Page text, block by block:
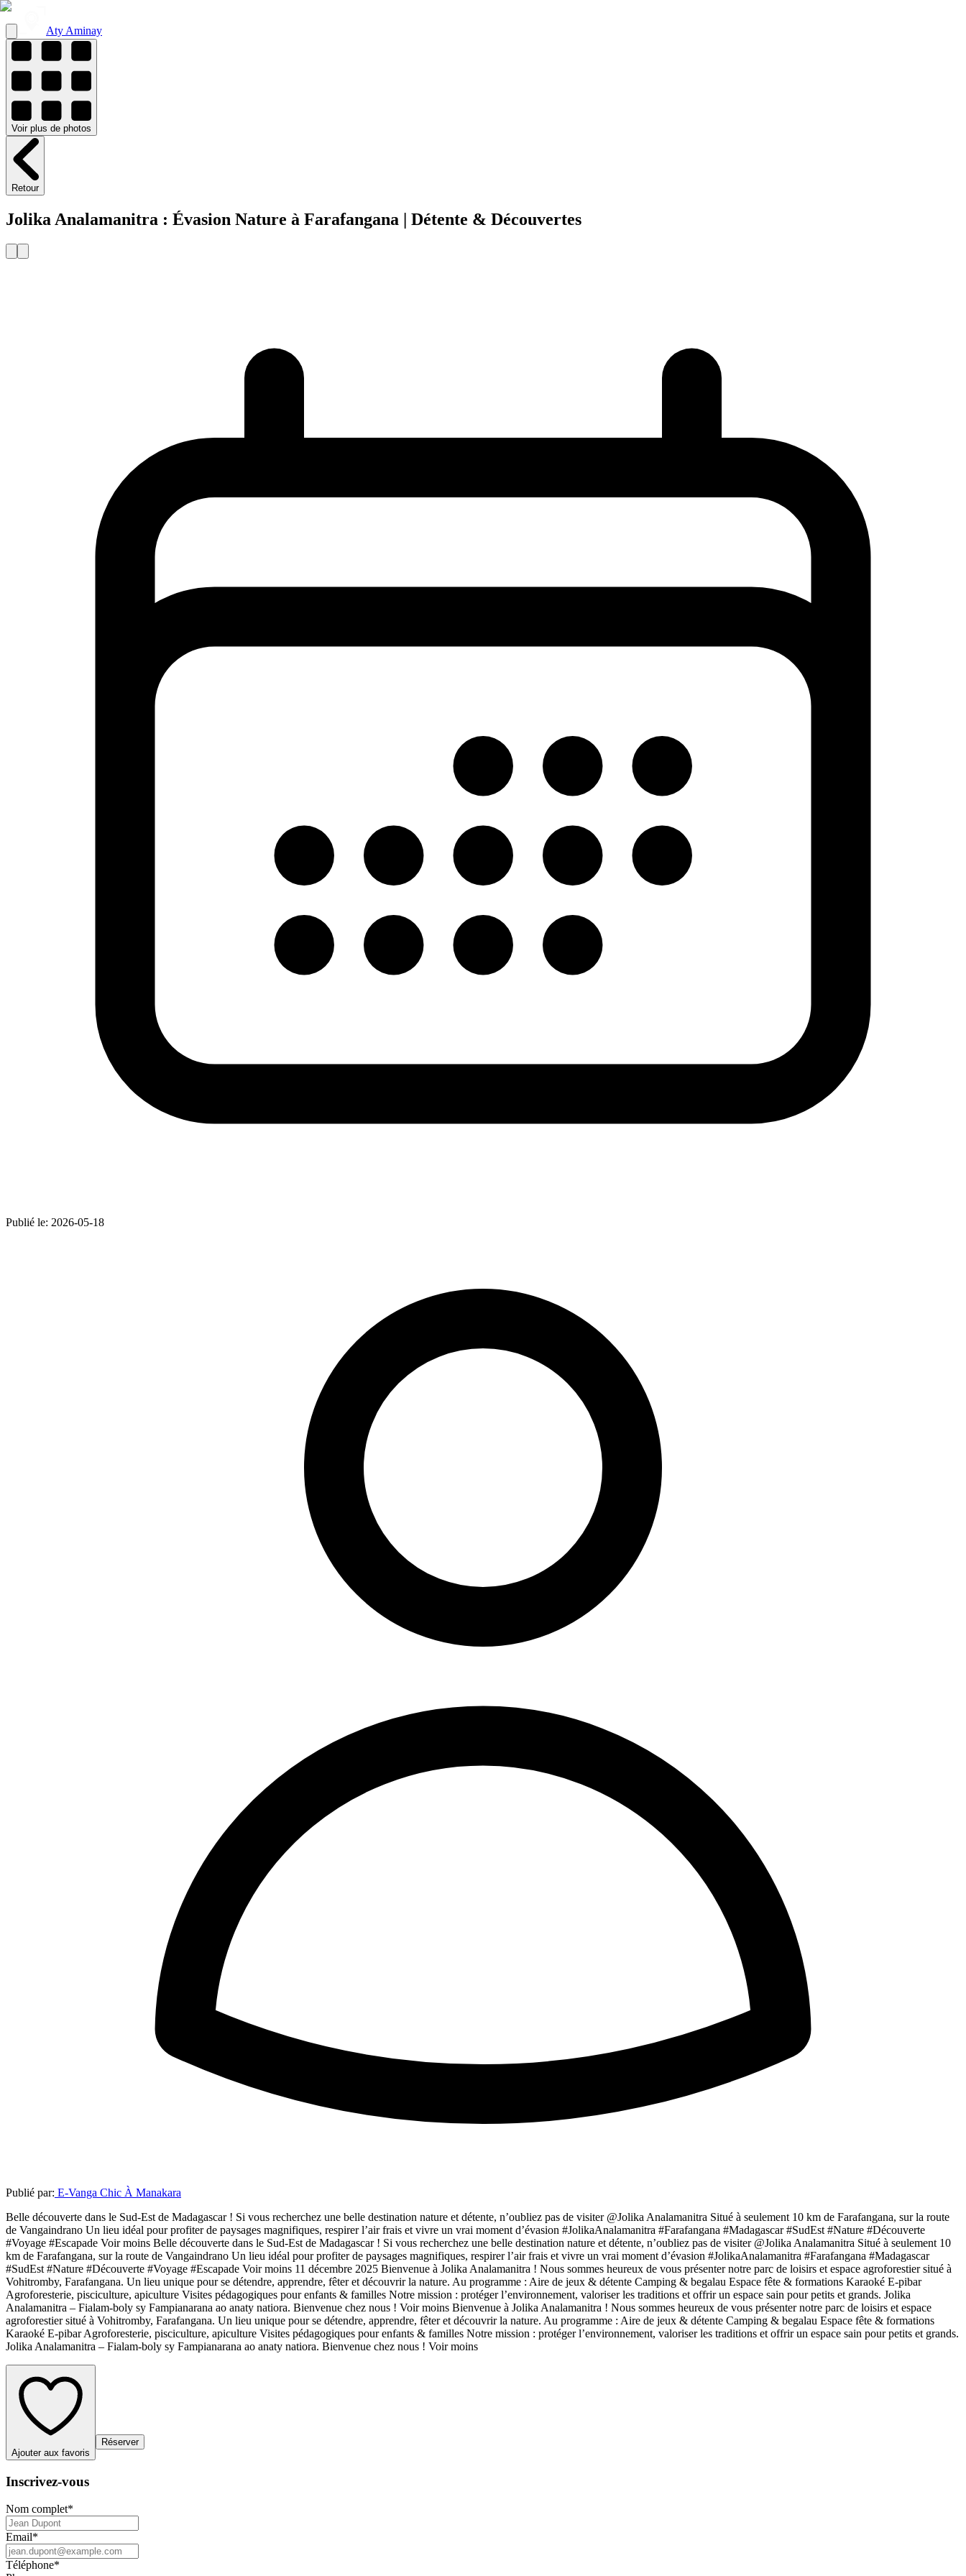
Aty Aminay
Voir plus de photos
Retour
Jolika Analamanitra : Évasion Nature à Farafangana | Détente & Découvertes
Publié le: 2026-05-18
Publié par: E-Vanga Chic À Manakara
Belle découverte dans le Sud-Est de Madagascar ! Si vous recherchez une belle destination nature et détente, n’oubliez pas de visiter @Jolika Analamanitra Situé à seulement 10 km de Farafangana, sur la route
de Vangaindrano Un lieu idéal pour profiter de paysages magnifiques, respirer l’air frais et vivre un vrai moment d’évasion #JolikaAnalamanitra #Farafangana #Madagascar #SudEst #Nature #Découverte
#Voyage #Escapade Voir moins Belle découverte dans le Sud-Est de Madagascar ! Si vous recherchez une belle destination nature et détente, n’oubliez pas de visiter @Jolika Analamanitra Situé à seulement 10
km de Farafangana, sur la route de Vangaindrano Un lieu idéal pour profiter de paysages magnifiques, respirer l’air frais et vivre un vrai moment d’évasion #JolikaAnalamanitra #Farafangana #Madagascar
#SudEst #Nature #Découverte #Voyage #Escapade Voir moins 11 décembre 2025 Bienvenue à Jolika Analamanitra ! Nous sommes heureux de vous présenter notre parc de loisirs et espace agroforestier situé à
Vohitromby, Farafangana. Un lieu unique pour se détendre, apprendre, fêter et découvrir la nature. Au programme : Aire de jeux & détente Camping & begalau Espace fête & formations Karaoké E-pibar
Agroforesterie, pisciculture, apiculture Visites pédagogiques pour enfants & familles Notre mission : protéger l’environnement, valoriser les traditions et offrir un espace sain pour petits et grands. Jolika
Analamanitra – Fialam-boly sy Fampianarana ao anaty natiora. Bienvenue chez nous ! Voir moins Bienvenue à Jolika Analamanitra ! Nous sommes heureux de vous présenter notre parc de loisirs et espace
agroforestier situé à Vohitromby, Farafangana. Un lieu unique pour se détendre, apprendre, fêter et découvrir la nature. Au programme : Aire de jeux & détente Camping & begalau Espace fête & formations
Karaoké E-pibar Agroforesterie, pisciculture, apiculture Visites pédagogiques pour enfants & familles Notre mission : protéger l’environnement, valoriser les traditions et offrir un espace sain pour petits et grands.
Jolika Analamanitra – Fialam-boly sy Fampianarana ao anaty natiora. Bienvenue chez nous ! Voir moins
Ajouter aux favoris
Réserver
Inscrivez-vous
Nom complet*
Email*
Téléphone*